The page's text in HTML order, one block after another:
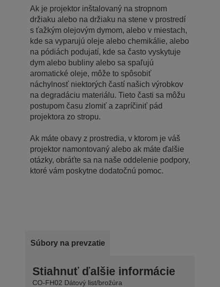
Ak je projektor inštalovaný na stropnom
držiaku alebo na držiaku na stene v prostredí
s ťažkým olejovým dymom, alebo v miestach,
kde sa vyparujú oleje alebo chemikálie, alebo
na pódiách podujatí, kde sa často vyskytuje
dym alebo bubliny alebo sa spaľujú
aromatické oleje, môže to spôsobiť
náchylnosť niektorých častí našich výrobkov
na degradáciu materiálu. Tieto časti sa môžu
postupom času zlomiť a zapríčiniť pád
projektora zo stropu.
Ak máte obavy z prostredia, v ktorom je váš
projektor namontovaný alebo ak máte ďalšie
otázky, obráťte sa na naše oddelenie podpory,
ktoré vám poskytne dodatočnú pomoc.
Súbory na prevzatie
Stiahnuť ďalšie informácie
CO-FH02 Dátový list/brožúra